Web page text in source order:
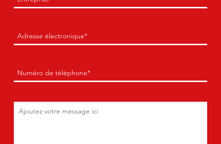
Courriel (Obligatoire)
Téléphone (Obligatoire)